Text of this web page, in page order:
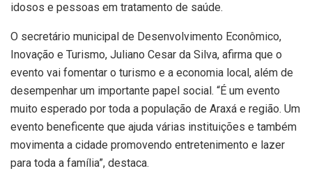
idosos e pessoas em tratamento de saúde.
O secretário municipal de Desenvolvimento Econômico,
Inovação e Turismo, Juliano Cesar da Silva, afirma que o
evento vai fomentar o turismo e a economia local, além de
desempenhar um importante papel social. “É um evento
muito esperado por toda a população de Araxá e região. Um
evento beneficente que ajuda várias instituições e também
movimenta a cidade promovendo entretenimento e lazer
para toda a família”, destaca.